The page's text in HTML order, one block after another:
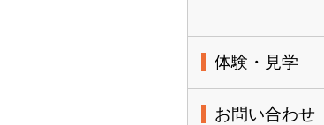
体験・見学
お問い合わせ